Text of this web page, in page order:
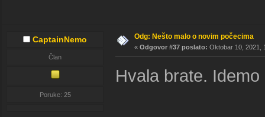
CaptainNemo
Član
Poruke: 25
Odg: Nešto malo o novim počecima
« Odgovor #37 poslato: Oktobar 10, 2021,
Hvala brate. Idemo